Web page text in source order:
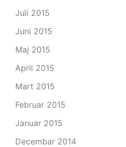
Juli 2015
Juni 2015
Maj 2015
April 2015
Mart 2015
Februar 2015
Januar 2015
Decembar 2014